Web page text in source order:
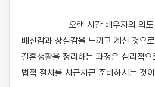
배신감과 상실감을 느끼고 계신 것으
결혼생활을 정리하는 과정은 심리적
법적 절차를 차근차근 준비하시는 것